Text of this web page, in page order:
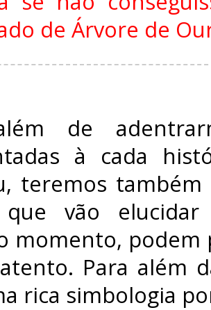
de Árvore de
de
à cada
teremos
que vão
momento, podem
Para além
rica simbologia